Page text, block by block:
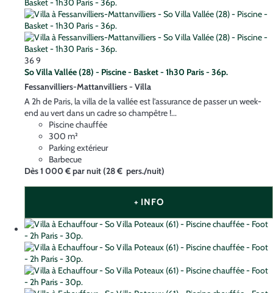
369
So Villa Vallée (28) - Piscine - Basket - 1h30 Paris - 36p.
Fessanvilliers-Mattanvilliers - Villa
A 2h de Paris, la villa de la vallée est l’assurance de passer un week-
end au vert dans un cadre so champêtre !...
Piscine chauffée
300 m²
Parking extérieur
Barbecue
Dès1 000 €par nuit(28 € pers./nuit)
+ INFO